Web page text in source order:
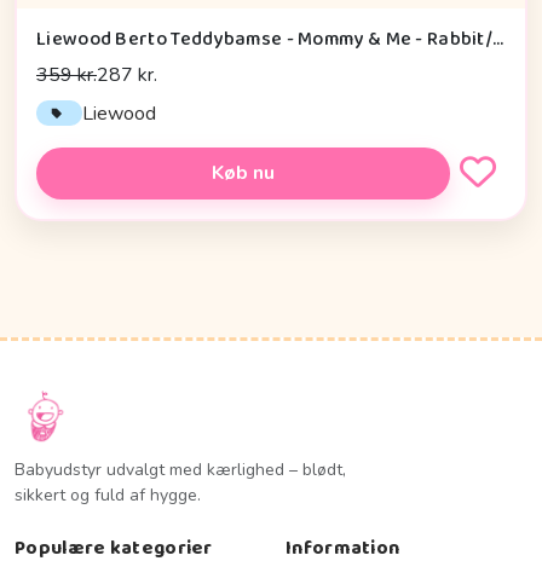
Liewood Berto Teddybamse - Mommy & Me - Rabbit/Mist
359 kr.287 kr.
Liewood
Køb nu
Babyudstyr udvalgt med kærlighed – blødt,
sikkert og fuld af hygge.
Populære kategorier Information